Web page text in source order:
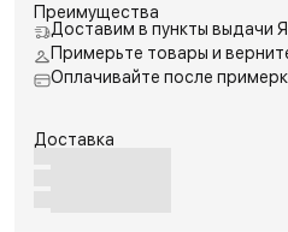
Преимущества
Доставим в пункты выдачи
Примерьте товары и
Оплачивайте после
Доставка